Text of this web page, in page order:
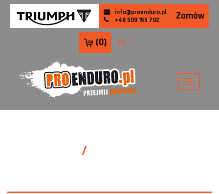
info@proenduro.pl
+48 509 155 792
Zamów
(0) PL